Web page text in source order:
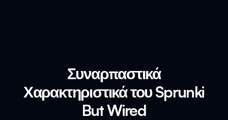
Συναρπαστικά
Χαρακτηριστικά του Sprunki
But Wired